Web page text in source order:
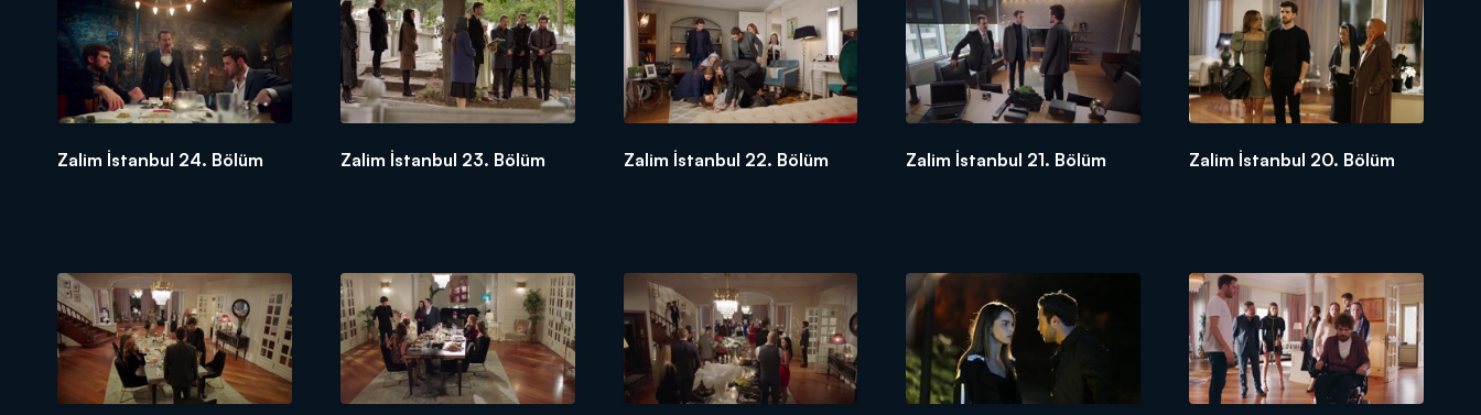
Zalim İstanbul 24. Bölüm Zalim İstanbul 23. Bölüm Zalim İstanbul 22. Bölüm Zalim İstanbul 21. Bölüm Zalim İstanbul 20. Bölüm